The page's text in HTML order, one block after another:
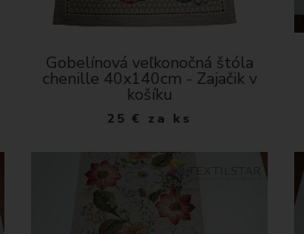
Gobelínová veľkonočná štóla
chenille 40x140cm - Zajačik v
košíku
25 € za ks